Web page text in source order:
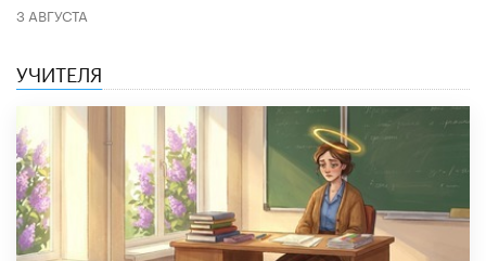
3 АВГУСТА
УЧИТЕЛЯ